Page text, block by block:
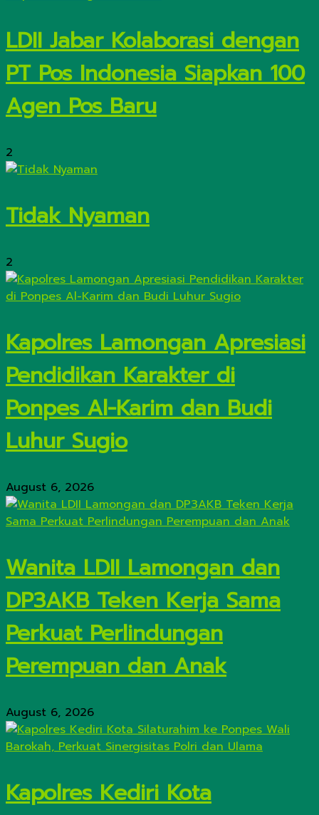
LDII Jabar Kolaborasi dengan
PT Pos Indonesia Siapkan 100
Agen Pos Baru
2
Tidak Nyaman
2
Kapolres Lamongan Apresiasi
Pendidikan Karakter di
Ponpes Al-Karim dan Budi
Luhur Sugio
August 6, 2026
Wanita LDII Lamongan dan
DP3AKB Teken Kerja Sama
Perkuat Perlindungan
Perempuan dan Anak
August 6, 2026
Kapolres Kediri Kota